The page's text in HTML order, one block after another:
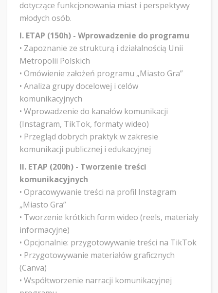
dotyczące funkcjonowania miast i perspektywy
młodych osób.
I. ETAP (150h) - Wprowadzenie do programu
• Zapoznanie ze strukturą i działalnością Unii
Metropolii Polskich
• Omówienie założeń programu „Miasto Gra”
• Analiza grupy docelowej i celów
komunikacyjnych
• Wprowadzenie do kanałów komunikacji
(Instagram, TikTok, formaty wideo)
• Przegląd dobrych praktyk w zakresie
komunikacji publicznej i edukacyjnej
II. ETAP (200h) - Tworzenie treści
komunikacyjnych
• Opracowywanie treści na profil Instagram
„Miasto Gra”
• Tworzenie krótkich form wideo (reels, materiały
informacyjne)
• Opcjonalnie: przygotowywanie treści na TikTok
• Przygotowywanie materiałów graficznych
(Canva)
• Współtworzenie narracji komunikacyjnej